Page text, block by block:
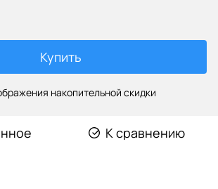
Купить
накопительной скидки
К сравнению